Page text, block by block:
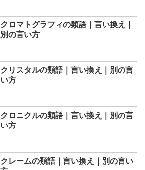
クロマトグラフィの類語｜言い換え｜
別の言い方
クリスタルの類語｜言い換え｜別の言
い方
クロニクルの類語｜言い換え｜別の言
い方
クレームの類語｜言い換え｜別の言い